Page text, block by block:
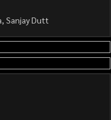
Sanjay Dutt